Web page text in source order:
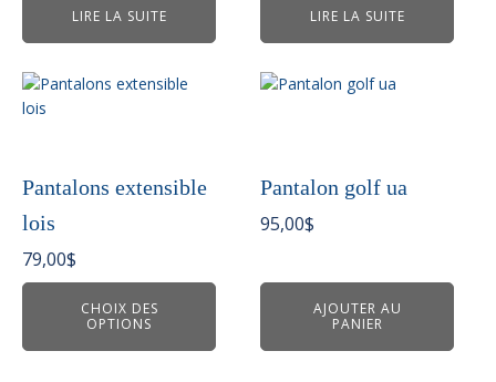
LIRE LA SUITE LIRE LA SUITE
Pantalons extensible
lois
79,00$
CHOIX DES
OPTIONS
Ce
produit
variations.
options
peuvent
être
la
Pantalon golf ua
95,00$
AJOUTER AU
PANIER